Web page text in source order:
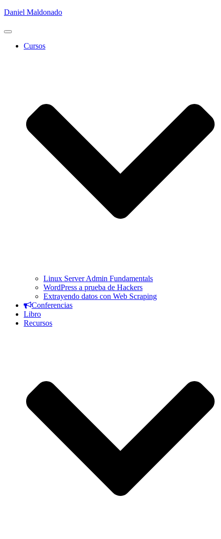
Daniel Maldonado
Cambiar
Cursos
Linux Server Admin Fundamentals
WordPress a prueba de Hackers
Extrayendo datos con Web Scraping
Conferencias
Libro
Recursos